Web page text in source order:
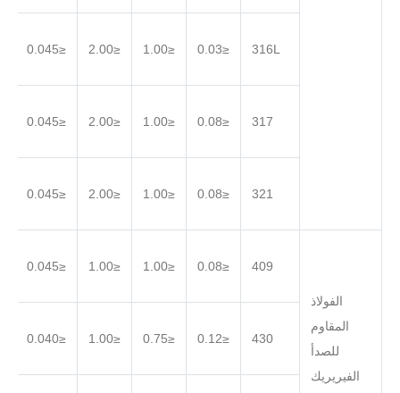
316L
≤0.03
≤1.00
≤2.00
≤0.045
317
≤0.08
≤1.00
≤2.00
≤0.045
321
≤0.08
≤1.00
≤2.00
≤0.045
الفولاذ
المقاوم
للصدأ
الفيريريك
409
≤0.08
≤1.00
≤1.00
≤0.045
430
≤0.12
≤0.75
≤1.00
≤0.040